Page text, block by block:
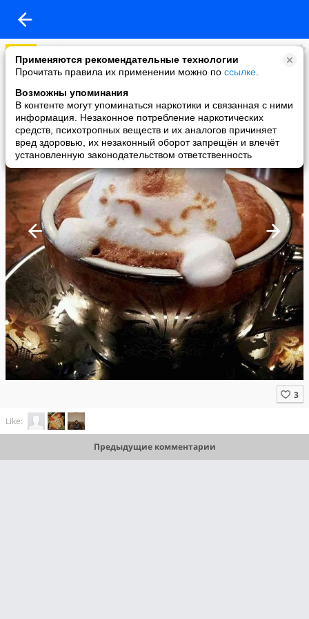
Применяются рекомендательные технологии
Прочитать правила их применении можно по ссылке
Возможны упоминания
В контенте могут упоминаться наркотики и связанная с ними
информация. Незаконное потребление наркотических
средств, психотропных веществ и их аналогов причиняет
вред здоровью, их незаконный оборот запрещён и влечёт
установленную законодательством ответственность
Food.ru — про жизнь со вкусом и смыслом
added a photo
09 Feb в 23:28
Like:
Предыдущие комментарии